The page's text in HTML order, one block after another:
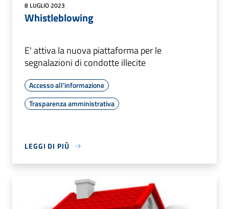
8 LUGLIO 2023
Whistleblowing
E' attiva la nuova piattaforma per le
segnalazioni di condotte illecite
Accesso all'informazione
Trasparenza amministrativa
LEGGI DI PIÙ